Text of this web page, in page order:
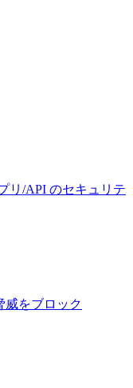
リ/API のセキュリテ
威をブロック